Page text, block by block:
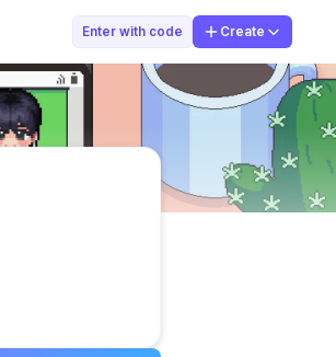
Enter with code Create
sunny seo